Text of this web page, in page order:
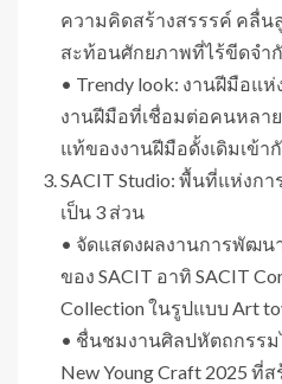
ความคิดสร้างสรรรค์ คลื่น
สะท้อนศักยภาพที่ไร้ขีดจำ
• Trendy look: งานฝีมือแ
งานฝีมือที่เชื่อมต่อคนหลาย
แท้ของงานฝีมือดั้งเดิมเข้า
SACIT Studio: พื้นที่แห่งก
เป็น 3 ส่วน
• จัดแสดงผลงานการพัฒ
ของ SACIT อาทิ SACIT
Collection ในรูปแบบ Art
• ชื่นชมงานศิลปหัตถกรร
New Young Craft 2025 ที่